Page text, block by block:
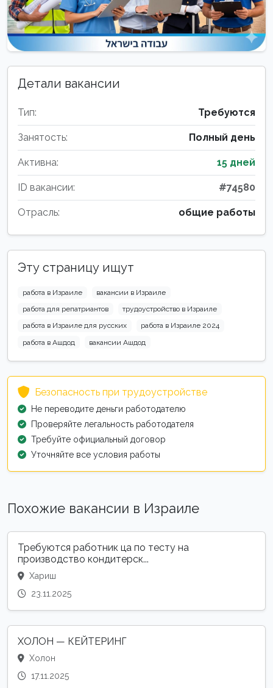
Детали вакансии
Тип: Требуются
Занятость: Полный день
Активна: 15 дней
ID вакансии: #74580
Отрасль: общие работы
Эту страницу ищут
работа в Израиле
вакансии в Израиле
работа для репатриантов
трудоустройство в Израиле
работа в Израиле для русских
работа в Израиле 2024
работа в Ашдод
вакансии Ашдод
Безопасность при трудоустройстве
Не переводите деньги работодателю
Проверяйте легальность работодателя
Требуйте официальный договор
Уточняйте все условия работы
Похожие вакансии в Израиле
Требуются работник ца по тесту на
производство кондитерск...
Хариш
23.11.2025
ХОЛОН — КЕЙТЕРИНГ
Холон
17.11.2025